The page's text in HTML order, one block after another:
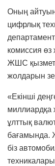
Оның
цифрлық
комиссия
ЖШС
жолдарын
«Екінші
ұлттық
бағамында.
біз